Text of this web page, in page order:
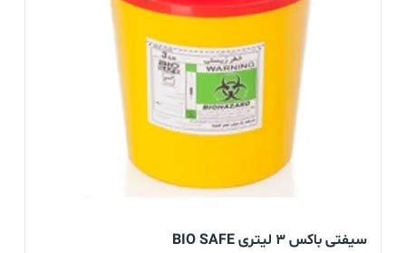
سیفتی باکس 3 لیتری BIO SAFE